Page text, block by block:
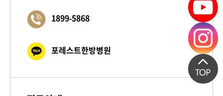
1899-5868
포레스트한방병원